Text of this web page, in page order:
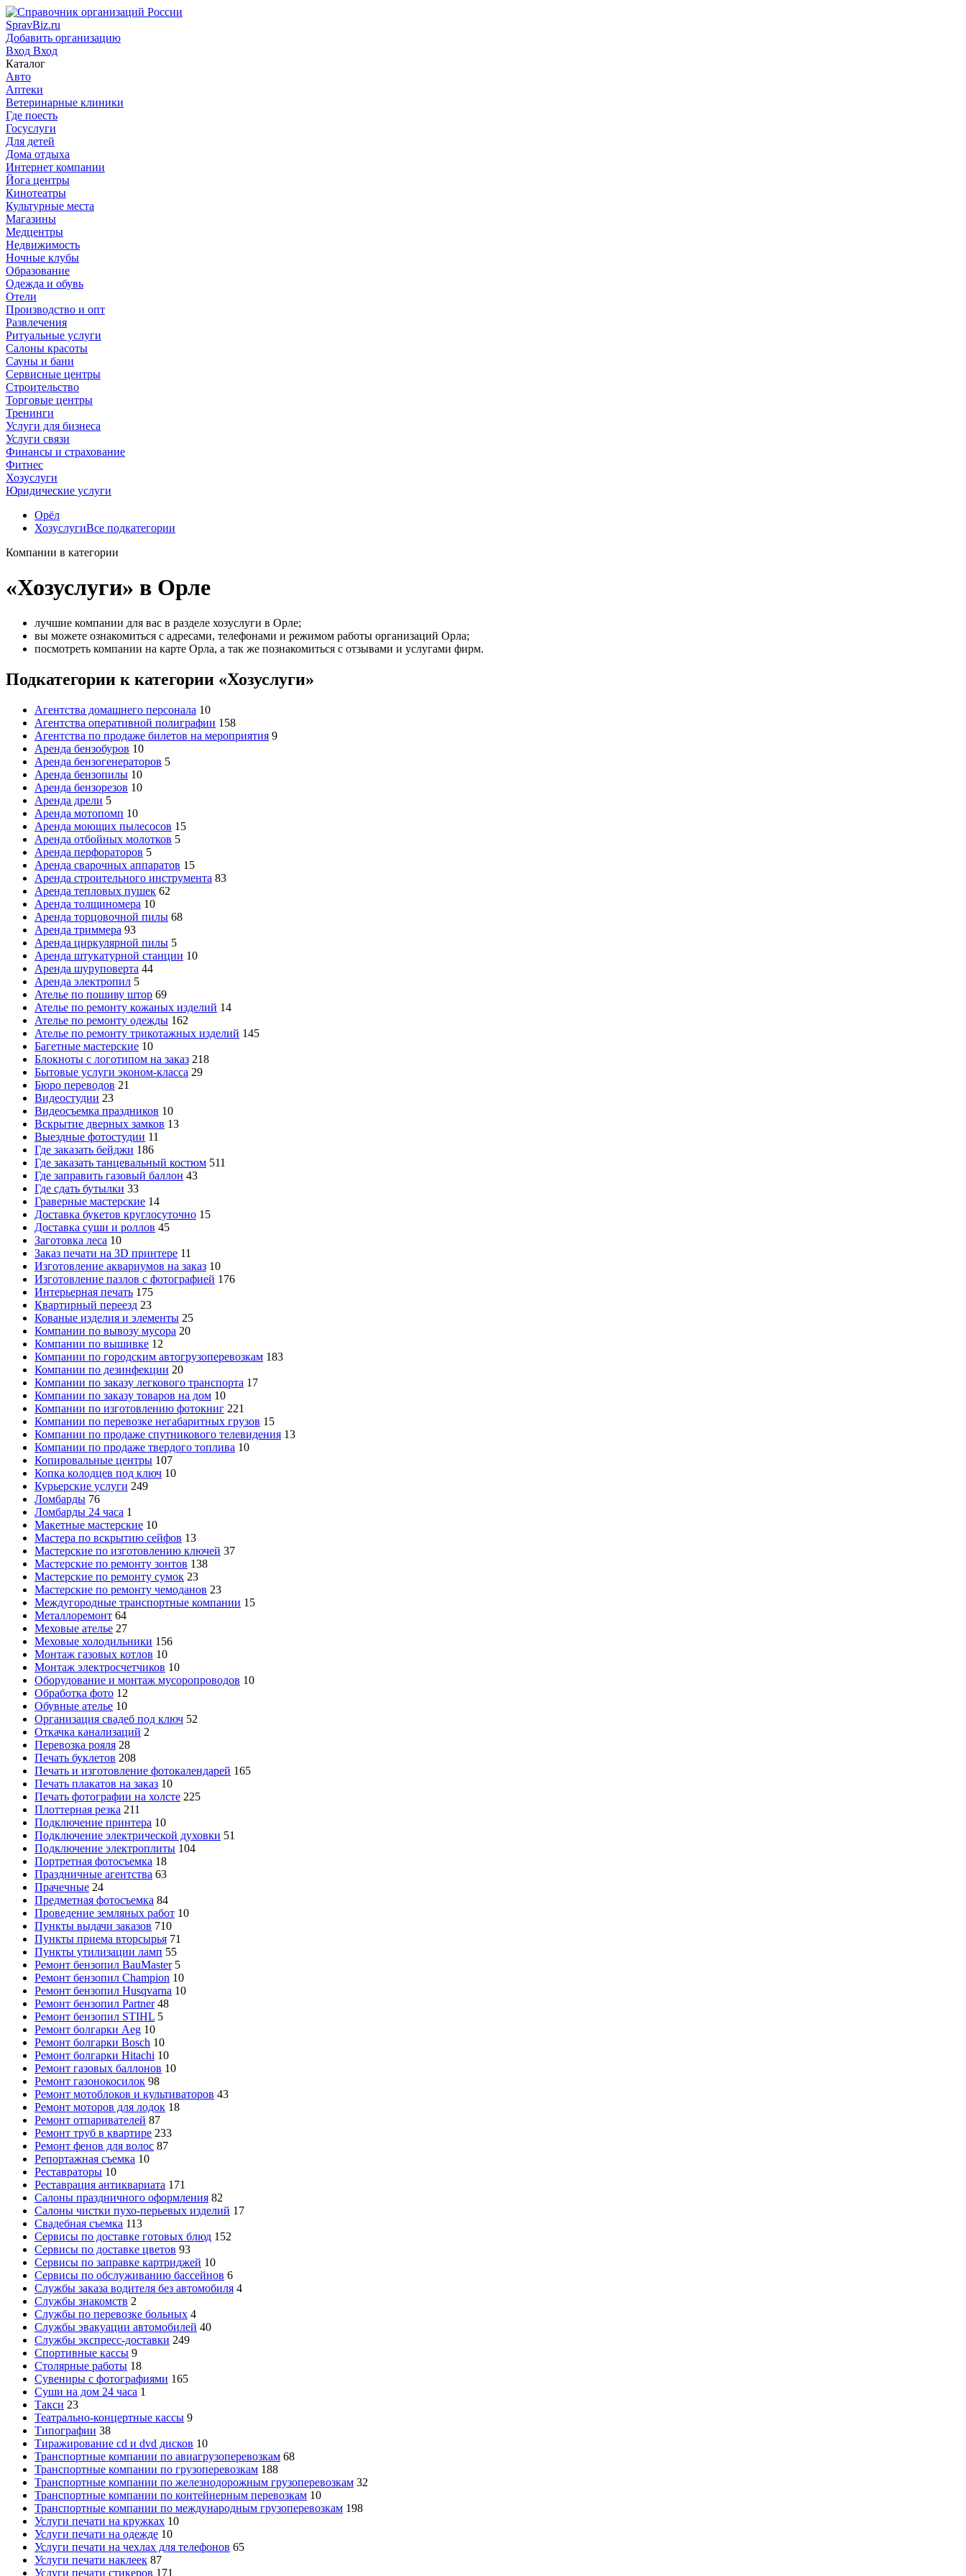
SpravBiz.ru
Добавить организацию
Вход Вход
Каталог
Авто
Аптеки
Ветеринарные клиники
Где поесть
Госуслуги
Для детей
Дома отдыха
Интернет компании
Йога центры
Кинотеатры
Культурные места
Магазины
Медцентры
Недвижимость
Ночные клубы
Образование
Одежда и обувь
Отели
Производство и опт
Развлечения
Ритуальные услуги
Салоны красоты
Сауны и бани
Сервисные центры
Строительство
Торговые центры
Тренинги
Услуги для бизнеса
Услуги связи
Финансы и страхование
Фитнес
Хозуслуги
Юридические услуги
Орёл
ХозуслугиВсе подкатегории
Компании в категории
«Хозуслуги» в Орле
лучшие компании для вас в разделе хозуслуги в Орле;
вы можете ознакомиться с адресами, телефонами и режимом работы организаций Орла;
посмотреть компании на карте Орла, а так же познакомиться с отзывами и услугами фирм.
Подкатегории к категории «Хозуслуги»
Агентства домашнего персонала 10
Агентства оперативной полиграфии 158
Агентства по продаже билетов на мероприятия 9
Аренда бензобуров 10
Аренда бензогенераторов 5
Аренда бензопилы 10
Аренда бензорезов 10
Аренда дрели 5
Аренда мотопомп 10
Аренда моющих пылесосов 15
Аренда отбойных молотков 5
Аренда перфораторов 5
Аренда сварочных аппаратов 15
Аренда строительного инструмента 83
Аренда тепловых пушек 62
Аренда толщиномера 10
Аренда торцовочной пилы 68
Аренда триммера 93
Аренда циркулярной пилы 5
Аренда штукатурной станции 10
Аренда шуруповерта 44
Аренда электропил 5
Ателье по пошиву штор 69
Ателье по ремонту кожаных изделий 14
Ателье по ремонту одежды 162
Ателье по ремонту трикотажных изделий 145
Багетные мастерские 10
Блокноты с логотипом на заказ 218
Бытовые услуги эконом-класса 29
Бюро переводов 21
Видеостудии 23
Видеосъемка праздников 10
Вскрытие дверных замков 13
Выездные фотостудии 11
Где заказать бейджи 186
Где заказать танцевальный костюм 511
Где заправить газовый баллон 43
Где сдать бутылки 33
Граверные мастерские 14
Доставка букетов круглосуточно 15
Доставка суши и роллов 45
Заготовка леса 10
Заказ печати на 3D принтере 11
Изготовление аквариумов на заказ 10
Изготовление пазлов с фотографией 176
Интерьерная печать 175
Квартирный переезд 23
Кованые изделия и элементы 25
Компании по вывозу мусора 20
Компании по вышивке 12
Компании по городским автогрузоперевозкам 183
Компании по дезинфекции 20
Компании по заказу легкового транспорта 17
Компании по заказу товаров на дом 10
Компании по изготовлению фотокниг 221
Компании по перевозке негабаритных грузов 15
Компании по продаже спутникового телевидения 13
Компании по продаже твердого топлива 10
Копировальные центры 107
Копка колодцев под ключ 10
Курьерские услуги 249
Ломбарды 76
Ломбарды 24 часа 1
Макетные мастерские 10
Мастера по вскрытию сейфов 13
Мастерские по изготовлению ключей 37
Мастерские по ремонту зонтов 138
Мастерские по ремонту сумок 23
Мастерские по ремонту чемоданов 23
Междугородные транспортные компании 15
Металлоремонт 64
Меховые ателье 27
Меховые холодильники 156
Монтаж газовых котлов 10
Монтаж электросчетчиков 10
Оборудование и монтаж мусоропроводов 10
Обработка фото 12
Обувные ателье 10
Организация свадеб под ключ 52
Откачка канализаций 2
Перевозка рояля 28
Печать буклетов 208
Печать и изготовление фотокалендарей 165
Печать плакатов на заказ 10
Печать фотографии на холсте 225
Плоттерная резка 211
Подключение принтера 10
Подключение электрической духовки 51
Подключение электроплиты 104
Портретная фотосъемка 18
Праздничные агентства 63
Прачечные 24
Предметная фотосъемка 84
Проведение земляных работ 10
Пункты выдачи заказов 710
Пункты приема вторсырья 71
Пункты утилизации ламп 55
Ремонт бензопил BauMaster 5
Ремонт бензопил Champion 10
Ремонт бензопил Husqvarna 10
Ремонт бензопил Partner 48
Ремонт бензопил STIHL 5
Ремонт болгарки Aeg 10
Ремонт болгарки Bosch 10
Ремонт болгарки Hitachi 10
Ремонт газовых баллонов 10
Ремонт газонокосилок 98
Ремонт мотоблоков и культиваторов 43
Ремонт моторов для лодок 18
Ремонт отпаривателей 87
Ремонт труб в квартире 233
Ремонт фенов для волос 87
Репортажная съемка 10
Реставраторы 10
Реставрация антиквариата 171
Салоны праздничного оформления 82
Салоны чистки пухо-перьевых изделий 17
Свадебная съемка 113
Сервисы по доставке готовых блюд 152
Сервисы по доставке цветов 93
Сервисы по заправке картриджей 10
Сервисы по обслуживанию бассейнов 6
Службы заказа водителя без автомобиля 4
Службы знакомств 2
Службы по перевозке больных 4
Службы эвакуации автомобилей 40
Службы экспресс-доставки 249
Спортивные кассы 9
Столярные работы 18
Сувениры с фотографиями 165
Суши на дом 24 часа 1
Такси 23
Театрально-концертные кассы 9
Типографии 38
Тиражирование cd и dvd дисков 10
Транспортные компании по авиагрузоперевозкам 68
Транспортные компании по грузоперевозкам 188
Транспортные компании по железнодорожным грузоперевозкам 32
Транспортные компании по контейнерным перевозкам 10
Транспортные компании по международным грузоперевозкам 198
Услуги печати на кружках 10
Услуги печати на одежде 10
Услуги печати на чехлах для телефонов 65
Услуги печати наклеек 87
Услуги печати стикеров 171